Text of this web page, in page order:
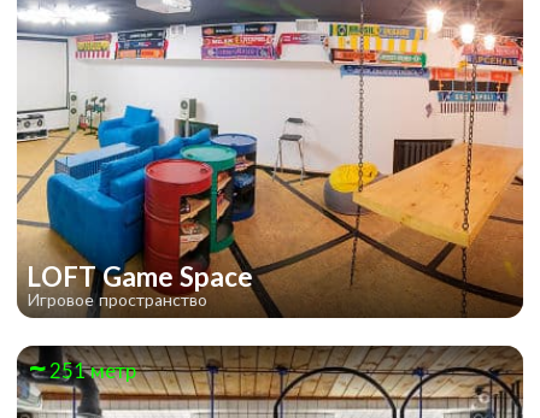
LOFT Game Space
Игровое пространство
251 метр